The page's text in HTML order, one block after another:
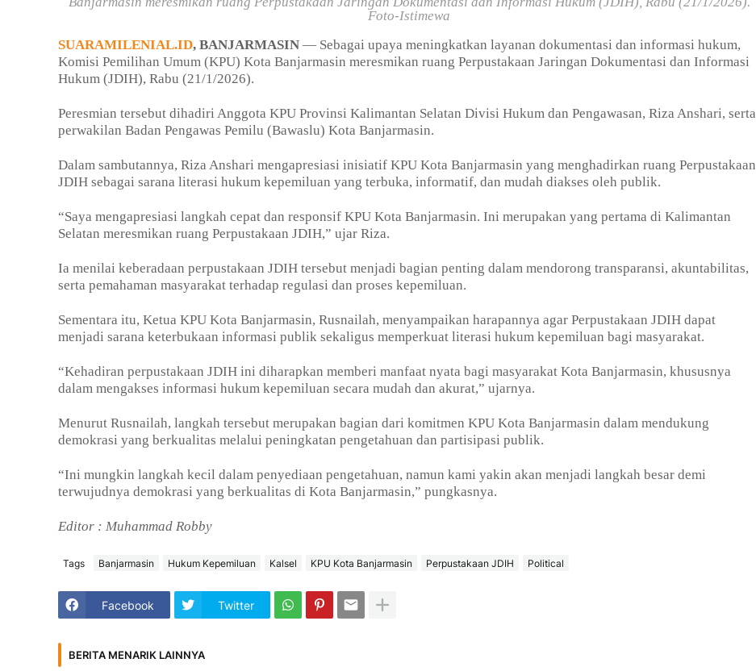
Foto-Istimewa
SUARAMILENIAL.ID, BANJARMASIN — Sebagai upaya meningkatkan layanan dokumentasi dan informasi hukum,
Komisi Pemilihan Umum (KPU) Kota Banjarmasin meresmikan ruang Perpustakaan Jaringan Dokumentasi dan Informasi
Hukum (JDIH), Rabu (21/1/2026).
Peresmian tersebut dihadiri Anggota KPU Provinsi Kalimantan Selatan Divisi Hukum dan Pengawasan, Riza Anshari, serta
perwakilan Badan Pengawas Pemilu (Bawaslu) Kota Banjarmasin.
Dalam sambutannya, Riza Anshari mengapresiasi inisiatif KPU Kota Banjarmasin yang menghadirkan ruang Perpustakaan
JDIH sebagai sarana literasi hukum kepemiluan yang terbuka, informatif, dan mudah diakses oleh publik.
“Saya mengapresiasi langkah cepat dan responsif KPU Kota Banjarmasin. Ini merupakan yang pertama di Kalimantan
Selatan meresmikan ruang Perpustakaan JDIH,” ujar Riza.
Ia menilai keberadaan perpustakaan JDIH tersebut menjadi bagian penting dalam mendorong transparansi, akuntabilitas,
serta pemahaman masyarakat terhadap regulasi dan proses kepemiluan.
Sementara itu, Ketua KPU Kota Banjarmasin, Rusnailah, menyampaikan harapannya agar Perpustakaan JDIH dapat
menjadi sarana keterbukaan informasi publik sekaligus memperkuat literasi hukum kepemiluan bagi masyarakat.
“Kehadiran perpustakaan JDIH ini diharapkan memberi manfaat nyata bagi masyarakat Kota Banjarmasin, khususnya
dalam mengakses informasi hukum kepemiluan secara mudah dan akurat,” ujarnya.
Menurut Rusnailah, langkah tersebut merupakan bagian dari komitmen KPU Kota Banjarmasin dalam mendukung
demokrasi yang berkualitas melalui peningkatan pengetahuan dan partisipasi publik.
“Ini mungkin langkah kecil dalam penyediaan pengetahuan, namun kami yakin akan menjadi langkah besar demi
terwujudnya demokrasi yang berkualitas di Kota Banjarmasin,” pungkasnya.
Editor : Muhammad Robby
Tags Banjarmasin Hukum Kepemiluan Kalsel KPU Kota Banjarmasin Perpustakaan JDIH Political
Facebook Twitter
BERITA MENARIK LAINNYA